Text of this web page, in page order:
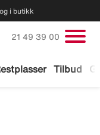
i butikk
Tilbud
Ring oss på
21 49 39 00